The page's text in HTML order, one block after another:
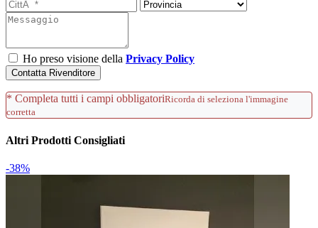
Ho preso visione della Privacy Policy
Contatta Rivenditore
* Completa tutti i campi obbligatoriRicorda di seleziona l'immagine
corretta
Altri Prodotti Consigliati
-38%